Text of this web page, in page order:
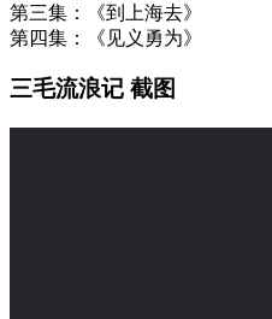
第三集：《到上海去》
第四集：《见义勇为》
三毛流浪记 截图